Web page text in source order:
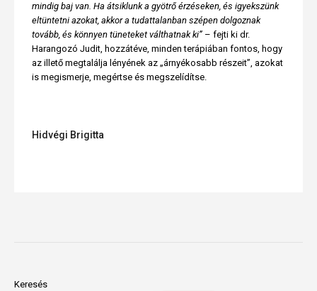
mindig baj van. Ha átsiklunk a gyötrő érzéseken, és igyekszünk
eltüntetni azokat, akkor a tudattalanban szépen dolgoznak
tovább, és könnyen tüneteket válthatnak ki” – fejti ki dr.
Harangozó Judit, hozzátéve, minden terápiában fontos, hogy
az illető megtalálja lényének az „árnyékosabb részeit”, azokat
is megismerje, megértse és megszelídítse.
Hidvégi Brigitta
Keresés